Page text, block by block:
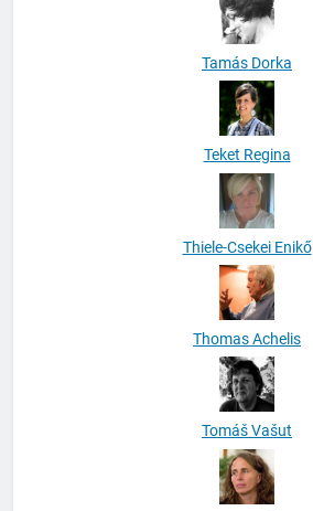
Tamás Dorka
Teket Regina
Thiele-Csekei Enikő
Thomas Achelis
Tomáš Vašut